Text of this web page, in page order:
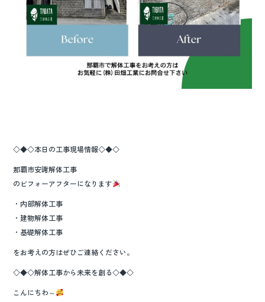
◇◆◇本日の工事現場情報◇◆◇
那覇市安謝解体工事
のビフォーアフターになります
・内部解体工事
・建物解体工事
・基礎解体工事
をお考えの方はぜひご連絡ください。
◇◆◇解体工事から未来を創る◇◆◇
こんにちわ～